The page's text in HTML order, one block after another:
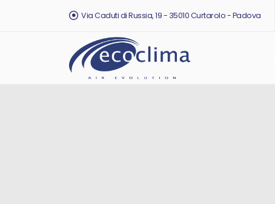
Via Caduti di Russia, 19 - 35010 Curtarolo - Padova